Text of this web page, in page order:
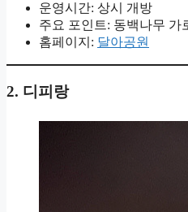
운영시간: 상시 개방
주요 포인트: 동백나무 가
홈페이지: 달아공원
2. 디피랑